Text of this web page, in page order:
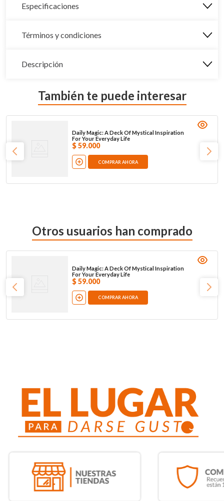
Especificaciones
Términos y condiciones
Descripción
También te puede interesar
Daily Magic: A Deck Of Mystical Inspiration
For Your Everyday Life
$ 59.000
COMPRAR AHORA
Otros usuarios han comprado
Daily Magic: A Deck Of Mystical Inspiration
For Your Everyday Life
$ 59.000
COMPRAR AHORA